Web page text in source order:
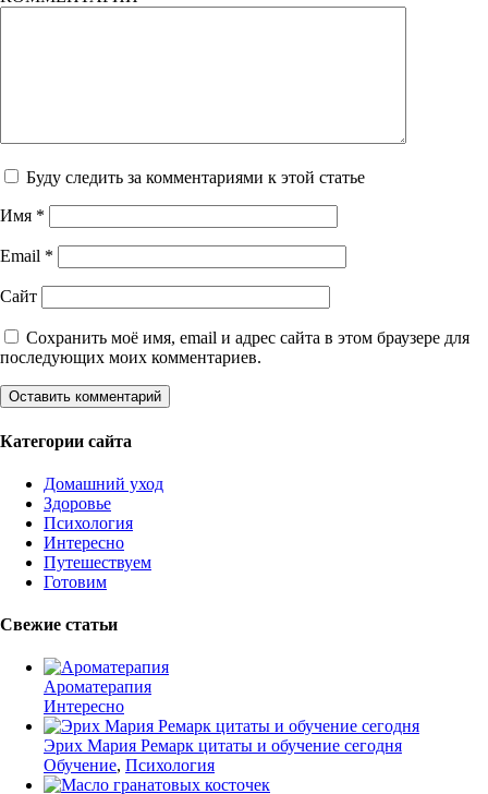
Буду следить за комментариями к этой статье
Имя *
Email *
Сайт
Сохранить моё имя, email и адрес сайта в этом браузере для
последующих моих комментариев.
Категории сайта
Домашний уход
Здоровье
Психология
Интересно
Путешествуем
Готовим
Свежие статьи
Ароматерапия
Интересно
Эрих Мария Ремарк цитаты и обучение сегодня
Обучение, Психология